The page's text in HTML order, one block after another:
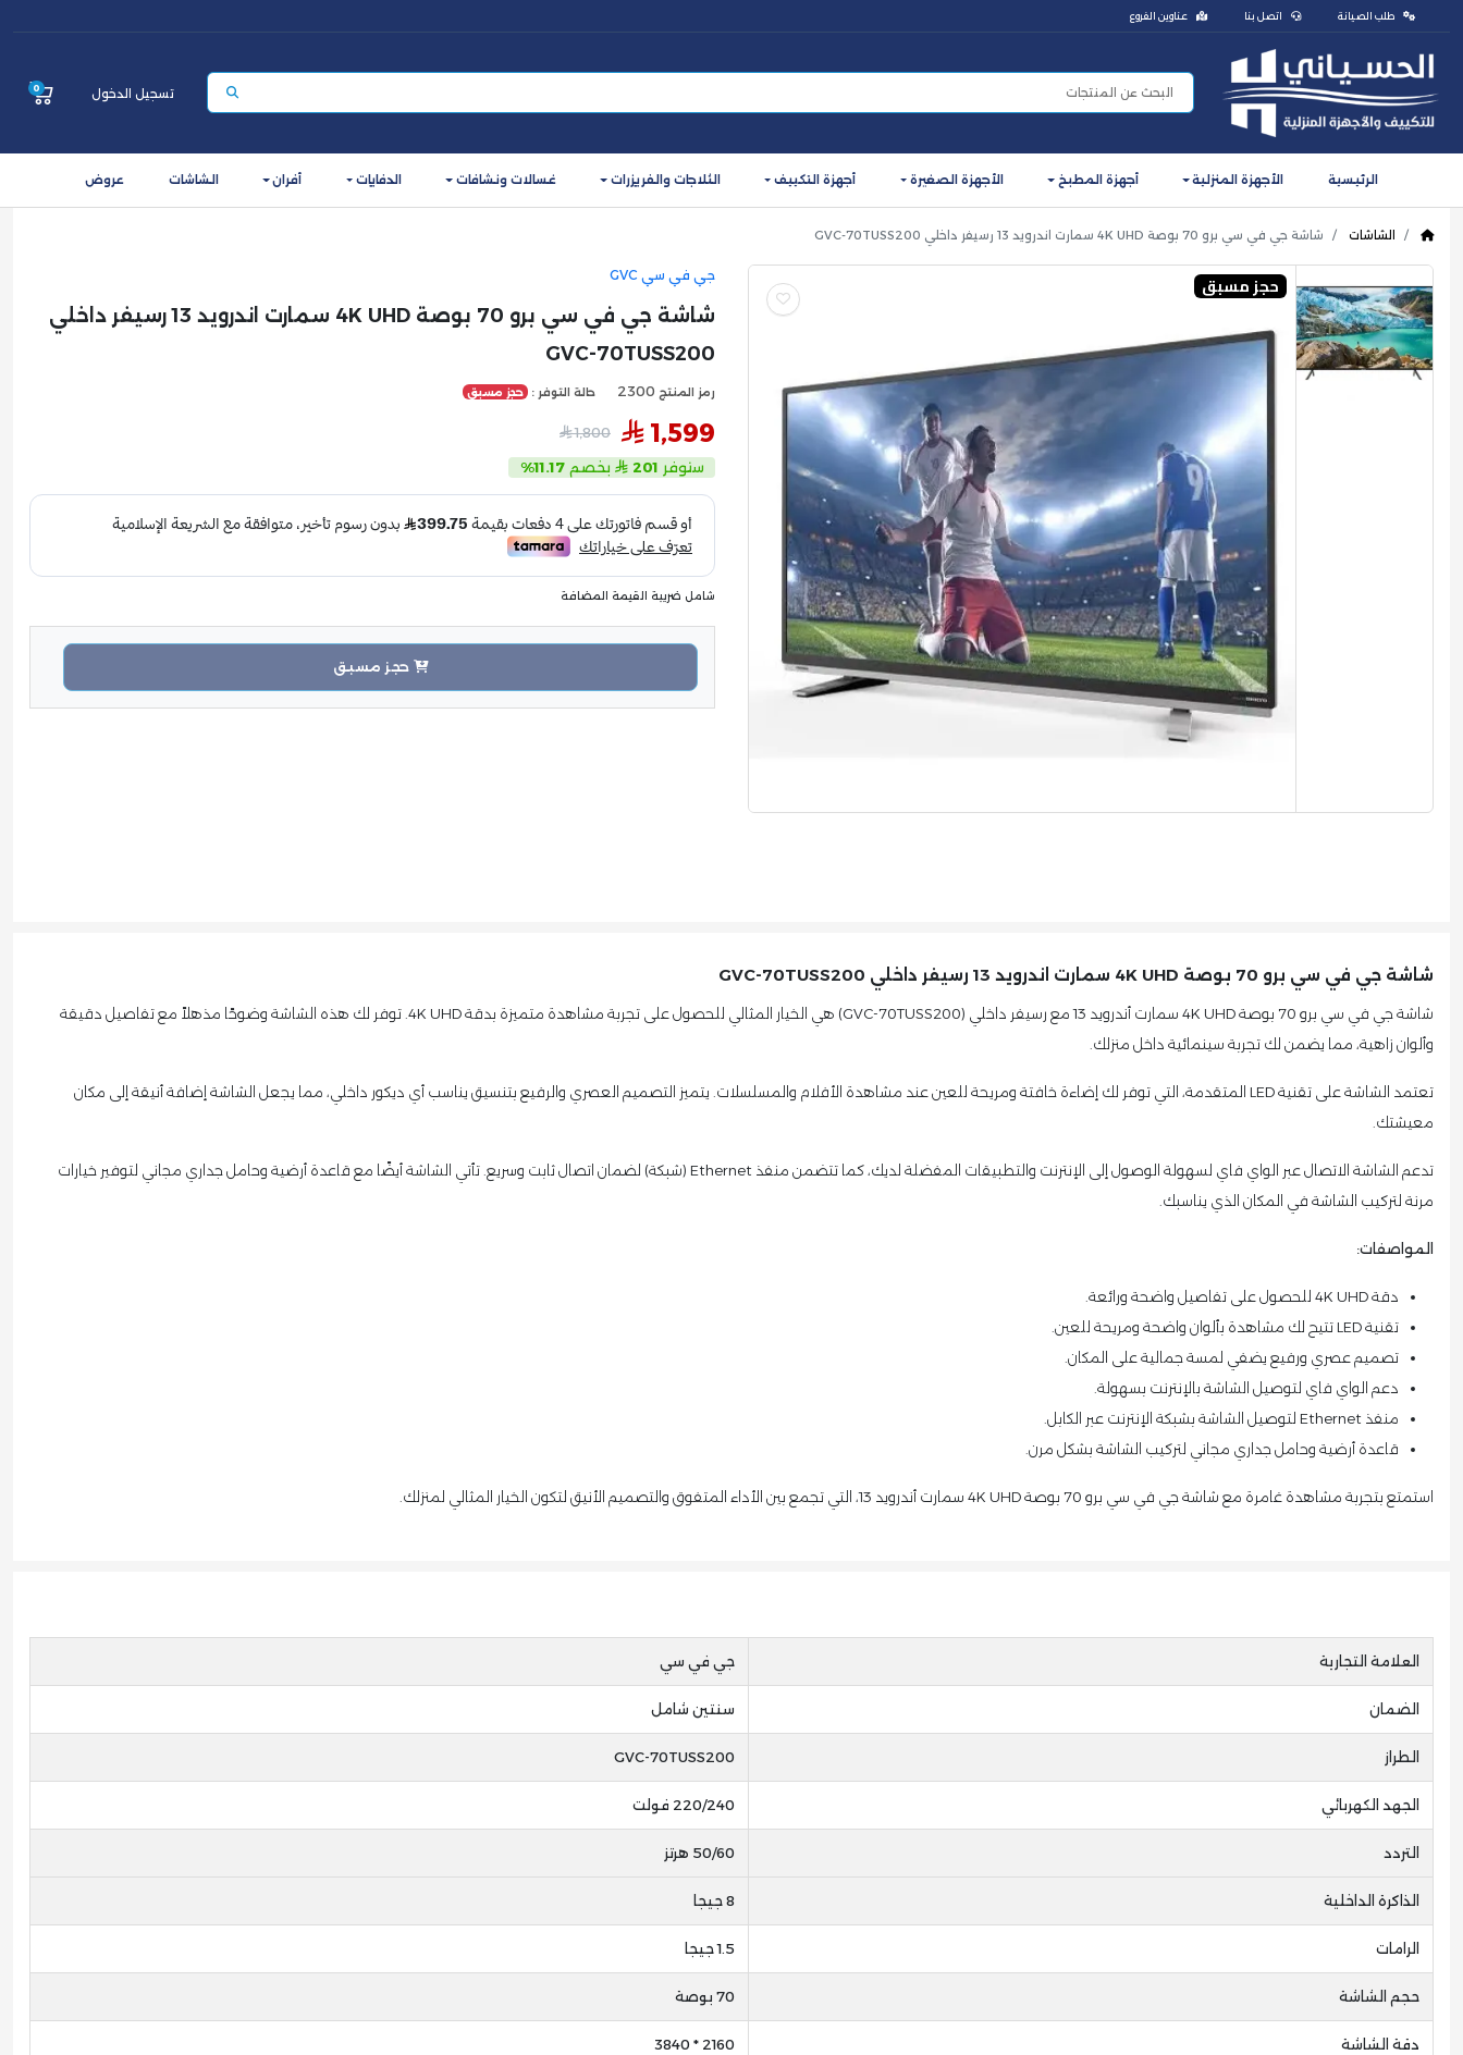
طلب الصيانة اتصل بنا عناوين الفروع
تسجيل الدخول 0
الرئيسية الأجهزة المنزلية أجهزة المطبخ الأجهزة الصغيرة أجهزة التكييف الثلاجات والفريزرات غسالات ونشافات الدفايات أفران الشاشات عروض
الشاشات شاشة جي في سي برو 70 بوصة 4K UHD سمارت اندرويد 13 رسيفر داخلي GVC-70TUSS200
حجز مسبق جي في سي GVC
شاشة جي في سي برو 70 بوصة 4K UHD سمارت اندرويد 13 رسيفر داخلي
GVC-70TUSS200
رمز المنتج 2300 حالة التوفر : حجز مسبق
1,599
1,800
ستوفر 201 بخصم11.17%
شامل ضريبة القيمة المضافة
حجز مسبق
شاشة جي في سي برو 70 بوصة 4K UHD سمارت اندرويد 13 رسيفر داخلي GVC-70TUSS200
شاشة جي في سي برو 70 بوصة 4K UHD سمارت أندرويد 13 مع رسيفر داخلي (GVC-70TUSS200) هي الخيار المثالي للحصول على تجربة مشاهدة متميزة بدقة 4K UHD. توفر لك هذه الشاشة وضوحًا مذهلاً مع تفاصيل دقيقة
وألوان زاهية، مما يضمن لك تجربة سينمائية داخل منزلك.
تعتمد الشاشة على تقنية LED المتقدمة، التي توفر لك إضاءة خافتة ومريحة للعين عند مشاهدة الأفلام والمسلسلات. يتميز التصميم العصري والرفيع بتنسيق يناسب أي ديكور داخلي، مما يجعل الشاشة إضافة أنيقة إلى مكان
معيشتك.
تدعم الشاشة الاتصال عبر الواي فاي لسهولة الوصول إلى الإنترنت والتطبيقات المفضلة لديك، كما تتضمن منفذ Ethernet (شبكة) لضمان اتصال ثابت وسريع. تأتي الشاشة أيضًا مع قاعدة أرضية وحامل جداري مجاني لتوفير خيارات
مرنة لتركيب الشاشة في المكان الذي يناسبك.
المواصفات:
دقة 4K UHD للحصول على تفاصيل واضحة ورائعة.
تقنية LED تتيح لك مشاهدة بألوان واضحة ومريحة للعين.
تصميم عصري ورفيع يضفي لمسة جمالية على المكان.
دعم الواي فاي لتوصيل الشاشة بالإنترنت بسهولة.
منفذ Ethernet لتوصيل الشاشة بشبكة الإنترنت عبر الكابل.
قاعدة أرضية وحامل جداري مجاني لتركيب الشاشة بشكل مرن.
استمتع بتجربة مشاهدة غامرة مع شاشة جي في سي برو 70 بوصة 4K UHD سمارت أندرويد 13، التي تجمع بين الأداء المتفوق والتصميم الأنيق لتكون الخيار المثالي لمنزلك.
العلامة التجارية جي في سي
الضمان سنتين شامل
الطراز GVC-70TUSS200
الجهد الكهربائي 220/240 فولت
التردد 50/60 هرتز
الذاكرة الداخلية 8 جيجا
الرامات 1.5 جيجا
حجم الشاشة 70 بوصة
دقة الشاشة 2160 * 3840